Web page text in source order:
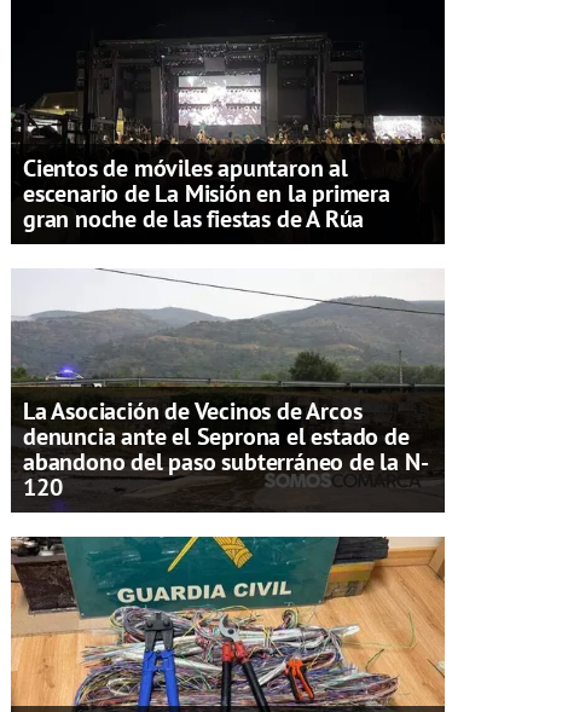
Cientos de móviles apuntaron al
escenario de La Misión en la primera
gran noche de las fiestas de A Rúa
La Asociación de Vecinos de Arcos
denuncia ante el Seprona el estado de
abandono del paso subterráneo de la N-
120